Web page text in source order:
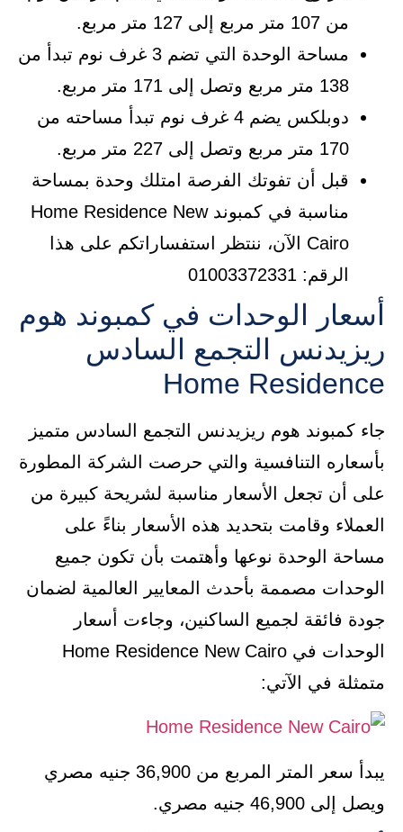
من 107 متر مربع إلى 127 متر مربع.
مساحة الوحدة التي تضم 3 غرف نوم تبدأ من
138 متر مربع وتصل إلى 171 متر مربع.
دوبلكس يضم 4 غرف نوم تبدأ مساحته من
170 متر مربع وتصل إلى 227 متر مربع.
قبل أن تفوتك الفرصة امتلك وحدة بمساحة
مناسبة في كمبوند Home Residence New
Cairo الآن، ننتظر استفساراتكم على هذا
الرقم: 01003372331
أسعار الوحدات في كمبوند هوم
ريزيدنس التجمع السادس
Home Residence
جاء كمبوند هوم ريزيدنس التجمع السادس متميز
بأسعاره التنافسية والتي حرصت الشركة المطورة
على أن تجعل الأسعار مناسبة لشريحة كبيرة من
العملاء وقامت بتحديد هذه الأسعار بناءً على
مساحة الوحدة نوعها وأهتمت بأن تكون جميع
الوحدات مصممة بأحدث المعايير العالمية لضمان
جودة فائقة لجميع الساكنين، وجاءت أسعار
الوحدات في Home Residence New Cairo
متمثلة في الآتي:
يبدأ سعر المتر المربع من 36,900 جنيه مصري
ويصل إلى 46,900 جنيه مصري.